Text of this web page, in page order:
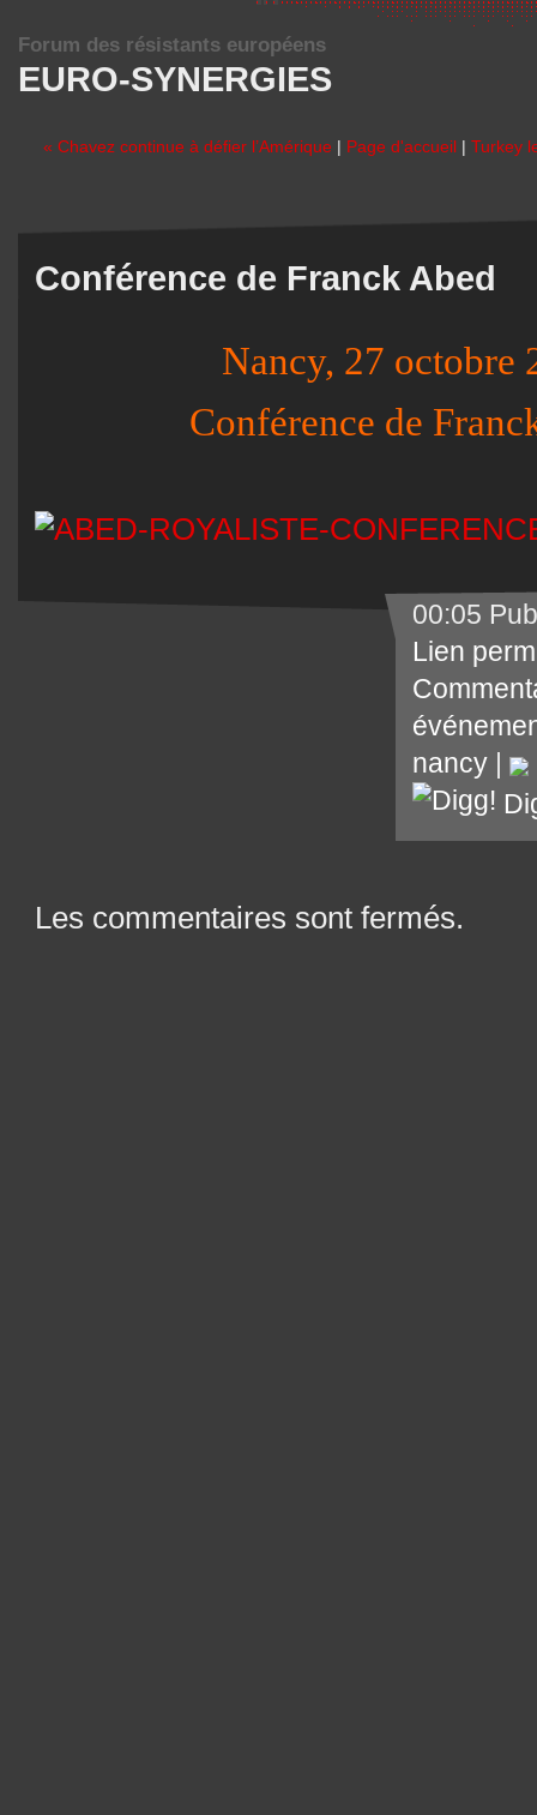
EURO-SYNERGIES
Forum des résistants européens
« Chavez continue à défier l’Amérique | Page d'accueil | Turkey
Conférence de Franck Abed
Nancy, 27 octobre
Conférence de
00:05
Lien
nancy |
Les commentaires sont fermés.